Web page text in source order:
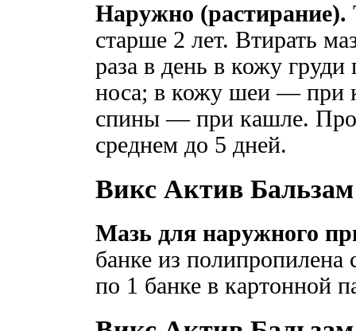
Наружно (растирание).
старше 2 лет. Втирать
раза в день в кожу
носа; в кожу шеи — при
спины — при кашле.
среднем до 5 дней.
Викс Актив
Мазь для наружного
банке из
по 1 банке в картонной